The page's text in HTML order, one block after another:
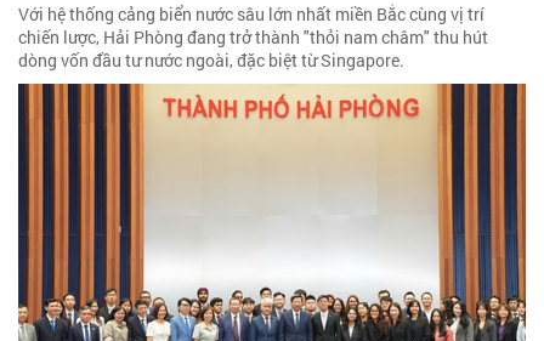
Với hệ thống cảng biển nước sâu lớn nhất miền Bắc cùng vị trí
chiến lược, Hải Phòng đang trở thành "thỏi nam châm" thu hút
dòng vốn đầu tư nước ngoài, đặc biệt từ Singapore.